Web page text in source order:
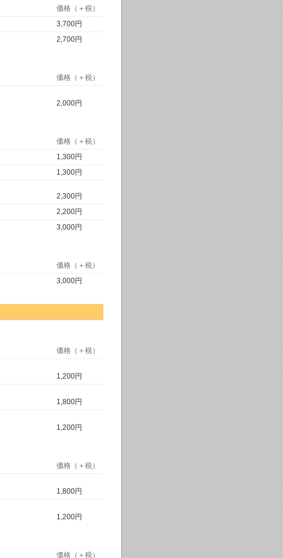
価格（＋税）
3,700円
2,700円
価格（＋税）
2,000円
価格（＋税）
1,300円
1,300円
2,300円
2,200円
3,000円
価格（＋税）
3,000円
価格（＋税）
1,200円
1,800円
1,200円
価格（＋税）
1,800円
1,200円
価格（＋税）